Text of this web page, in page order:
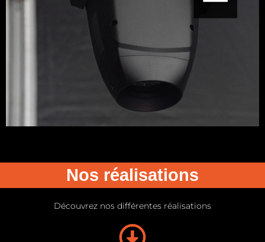
Nos réalisations
Découvrez nos différentes réalisations